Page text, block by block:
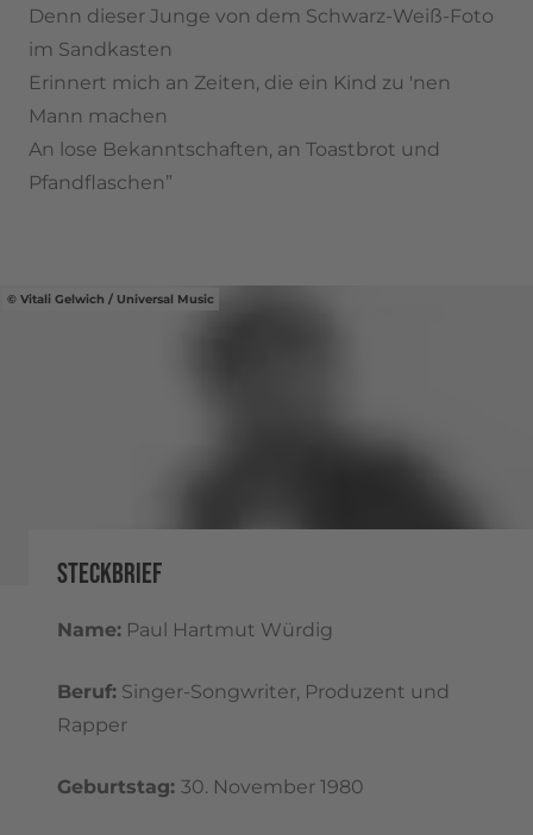
Denn dieser Junge von dem Schwarz-Weiß-Foto
im Sandkasten
Erinnert mich an Zeiten, die ein Kind zu 'nen
Mann machen
An lose Bekanntschaften, an Toastbrot und
Pfandflaschen”
Vitali Gelwich / Universal Music
STECKBRIEF
Name: Paul Hartmut Würdig
Beruf: Singer-Songwriter, Produzent und
Rapper
Geburtstag: 30. November 1980